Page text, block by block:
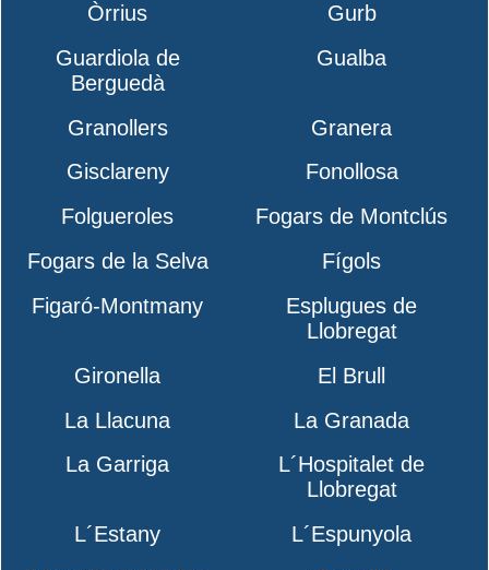
Òrrius
Gurb
Guardiola de
Berguedà
Gualba
Granollers
Granera
Gisclareny
Fonollosa
Folgueroles
Fogars de Montclús
Fogars de la Selva
Fígols
Figaró-Montmany
Esplugues de
Llobregat
Gironella
El Brull
La Llacuna
La Granada
La Garriga
L´Hospitalet de
Llobregat
L´Estany
L´Espunyola